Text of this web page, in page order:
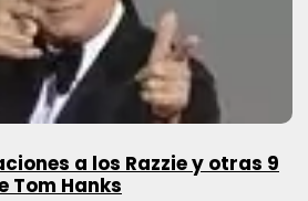
a los Razzie y otras 9
Tom Hanks